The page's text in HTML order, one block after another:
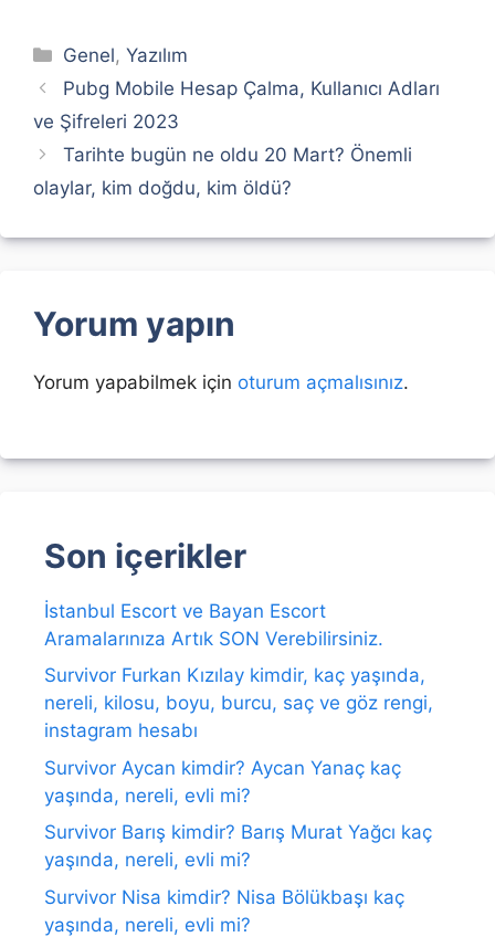
Kategoriler
Genel,Yazılım
Pubg Mobile Hesap Çalma, Kullanıcı Adları
ve Şifreleri 2023
Tarihte bugün ne oldu 20 Mart? Önemli
olaylar, kim doğdu, kim öldü?
Yorum yapın
Yorum yapabilmek için oturum açmalısınız.
Son içerikler
İstanbul Escort ve Bayan Escort
Aramalarınıza Artık SON Verebilirsiniz.
Survivor Furkan Kızılay kimdir, kaç yaşında,
nereli, kilosu, boyu, burcu, saç ve göz rengi,
instagram hesabı
Survivor Aycan kimdir? Aycan Yanaç kaç
yaşında, nereli, evli mi?
Survivor Barış kimdir? Barış Murat Yağcı kaç
yaşında, nereli, evli mi?
Survivor Nisa kimdir? Nisa Bölükbaşı kaç
yaşında, nereli, evli mi?